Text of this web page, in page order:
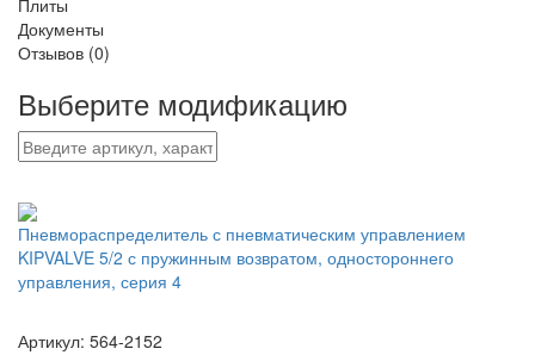
Плиты
Документы
Отзывов (0)
Выберите модификацию
Пневмораспределитель с пневматическим управлением
KIPVALVE 5/2 с пружинным возвратом, одностороннего
управления, серия 4
Артикул: 564-2152